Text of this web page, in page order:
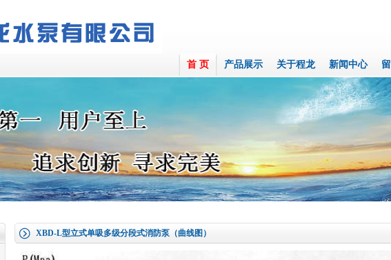
首 页 产品展示 关于程龙 新闻中心
XBD-L型立式单吸多级分段式消防泵（曲线图）